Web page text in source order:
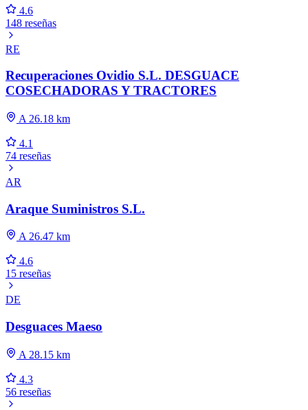
4.6
148 reseñas
RE
Recuperaciones Ovidio S.L. DESGUACE
COSECHADORAS Y TRACTORES
A 26.18 km
4.1
74 reseñas
AR
Araque Suministros S.L.
A 26.47 km
4.6
15 reseñas
DE
Desguaces Maeso
A 28.15 km
4.3
56 reseñas